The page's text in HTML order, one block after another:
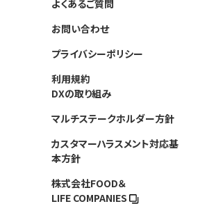
よくあるご質問
お問い合わせ
プライバシーポリシー
利用規約
DXの取り組み
マルチステークホルダー方針
カスタマーハラスメント対応基
本方針
株式会社FOOD＆
LIFE COMPANIES